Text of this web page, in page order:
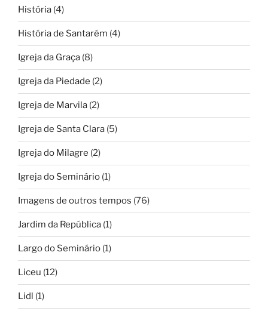
História (4)
História de Santarém (4)
Igreja da Graça (8)
Igreja da Piedade (2)
Igreja de Marvila (2)
Igreja de Santa Clara (5)
Igreja do Milagre (2)
Igreja do Seminário (1)
Imagens de outros tempos (76)
Jardim da República (1)
Largo do Seminário (1)
Liceu (12)
Lidl (1)